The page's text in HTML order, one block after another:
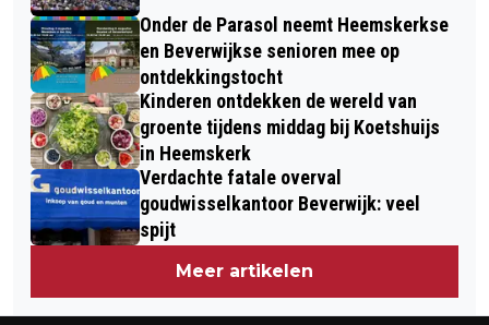
Onder de Parasol neemt Heemskerkse
en Beverwijkse senioren mee op
ontdekkingstocht
Kinderen ontdekken de wereld van
groente tijdens middag bij Koetshuijs
in Heemskerk
Verdachte fatale overval
goudwisselkantoor Beverwijk: veel
spijt
Meer artikelen